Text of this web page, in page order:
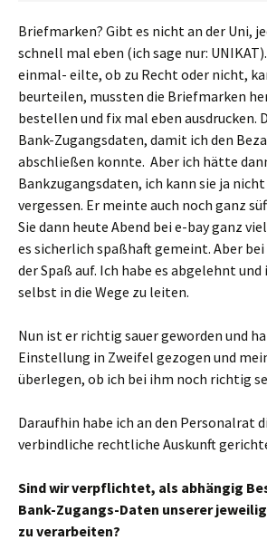
Briefmarken? Gibt es nicht an der Uni,
schnell mal eben (ich sage nur:
einmal- eilte, ob zu Recht oder nicht,
beurteilen, mussten die Briefmarken
bestellen und fix mal eben ausdrucken.
Bank-Zugangsdaten, damit ich den
abschließen konnte. Aber ich hätte
Bankzugangsdaten, ich kann sie ja
vergessen. Er meinte auch noch ganz
Sie dann heute Abend bei e-bay ganz
es sicherlich spaßhaft gemeint. Aber
der Spaß auf. Ich habe es abgelehnt
selbst in die Wege zu leiten.
Nun ist er richtig sauer geworden und
Einstellung in Zweifel gezogen und
überlegen, ob ich bei ihm noch richtig
Daraufhin habe ich an den Personalrat
verbindliche rechtliche Auskunft
Sind wir verpflichtet, als abhängig
Bank-Zugangs-Daten unserer
zu verarbeiten?